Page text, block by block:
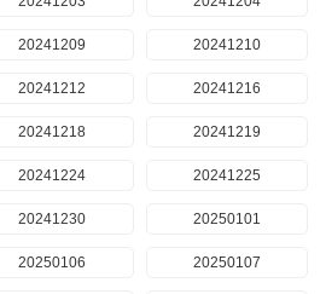
20241209 20241210
20241212 20241216
20241218 20241219
20241224 20241225
20241230 20250101
20250106 20250107